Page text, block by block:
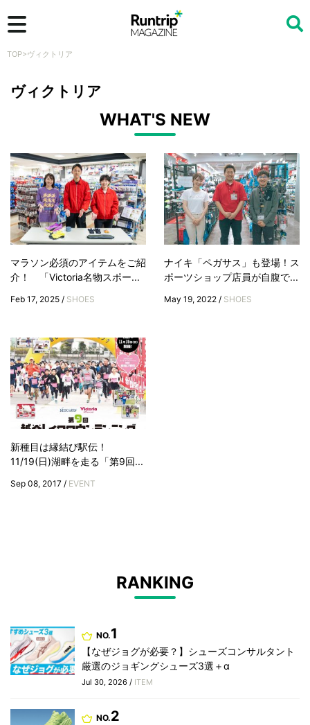
TOP>ヴィクトリア
ヴィクトリア
WHAT'S NEW
マラソン必須のアイテムをご紹
介！ 「Victoria名物スポー...
Feb 17, 2025 / SHOES
ナイキ「ペガサス」も登場！ス
ポーツショップ店員が自腹で...
May 19, 2022 / SHOES
新種目は縁結び駅伝！
11/19(日)湖畔を走る「第9回...
Sep 08, 2017 / EVENT
RANKING
NO.1
【なぜジョグが必要？】シューズコンサルタント
厳選のジョギングシューズ3選＋α
Jul 30, 2026 / ITEM
NO.2